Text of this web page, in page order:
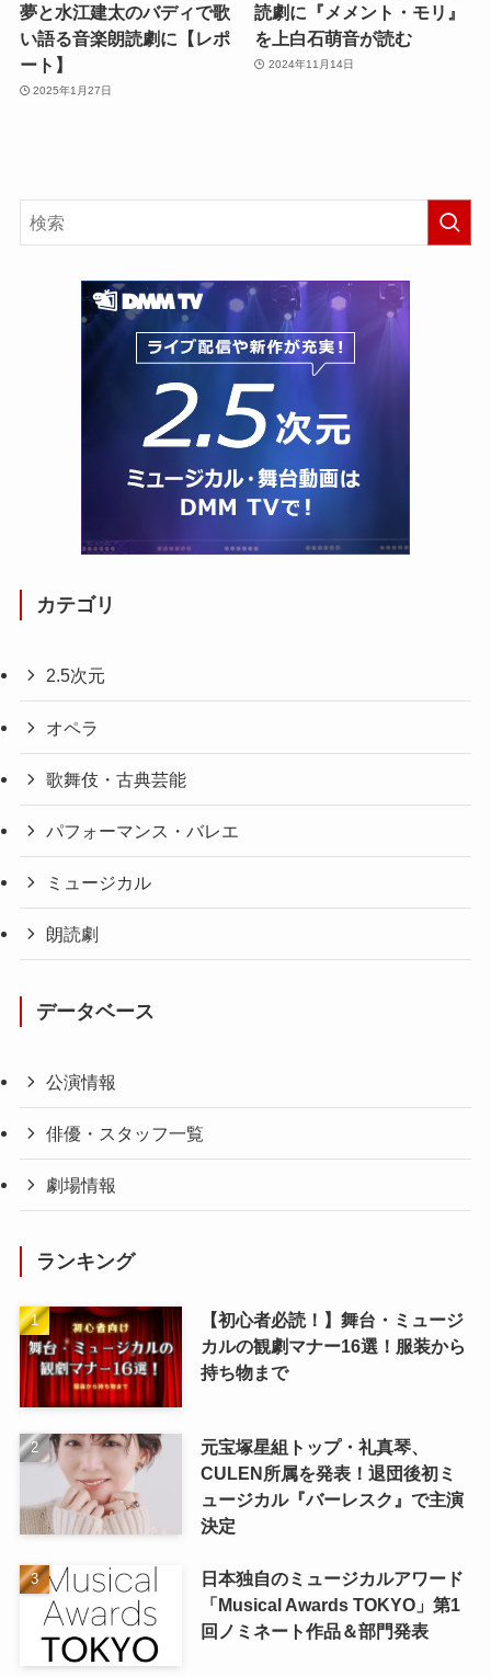
夢と水江建太のバディで歌
い語る音楽朗読劇に【レポ
ート】
2025年1月27日
読劇に『メメント・モリ』
を上白石萌音が読む
2024年11月14日
カテゴリ
2.5次元
オペラ
歌舞伎・古典芸能
パフォーマンス・バレエ
ミュージカル
朗読劇
データベース
公演情報
俳優・スタッフ一覧
劇場情報
ランキング
【初心者必読！】舞台・ミュージ
カルの観劇マナー16選！服装から
持ち物まで
元宝塚星組トップ・礼真琴、
CULEN所属を発表！退団後初ミ
ュージカル『バーレスク』で主演
決定
日本独自のミュージカルアワード
「Musical Awards TOKYO」第1
回ノミネート作品＆部門発表